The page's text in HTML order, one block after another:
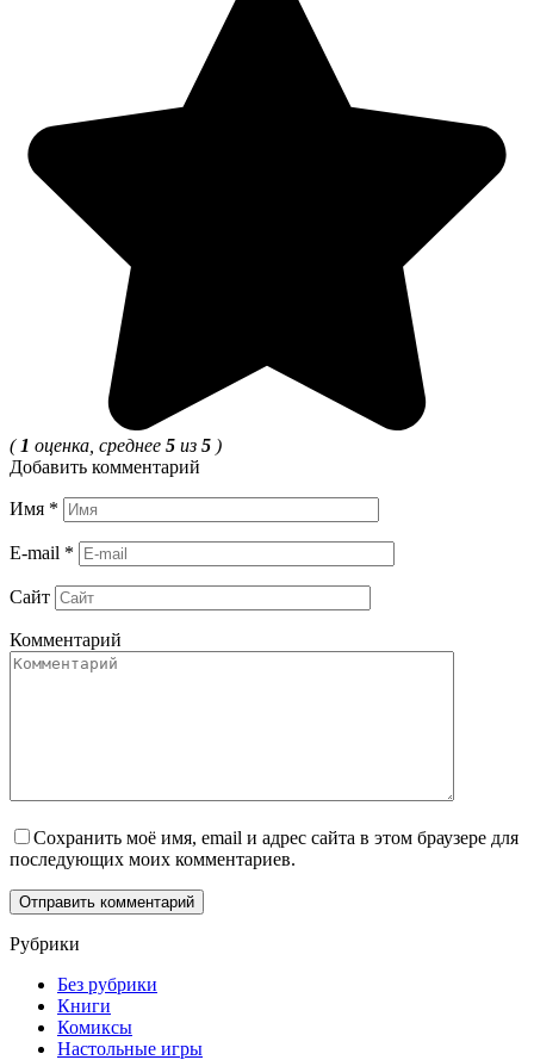
( 1 оценка, среднее 5 из 5 )
Добавить комментарий
Имя *
E-mail *
Сайт
Комментарий
Сохранить моё имя, email и адрес сайта в этом браузере для
последующих моих комментариев.
Рубрики
Без рубрики
Книги
Комиксы
Настольные игры